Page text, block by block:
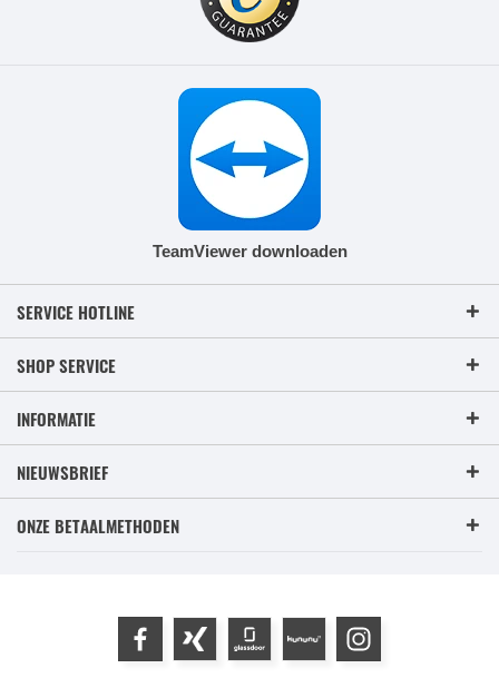
TeamViewer downloaden
SERVICE HOTLINE
SHOP SERVICE
INFORMATIE
NIEUWSBRIEF
ONZE BETAALMETHODEN